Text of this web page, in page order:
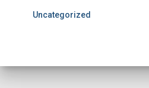
Uncategorized